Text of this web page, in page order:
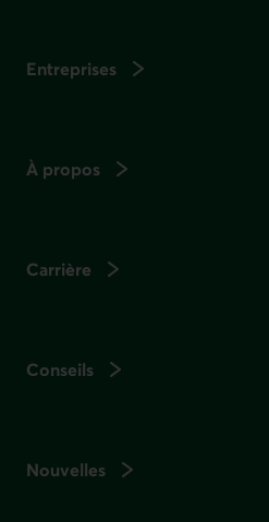
Entreprises
À propos
Carrière
Conseils
Nouvelles